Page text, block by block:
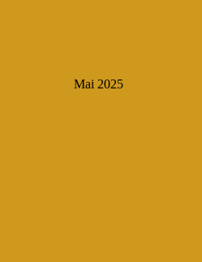
Mai 2025